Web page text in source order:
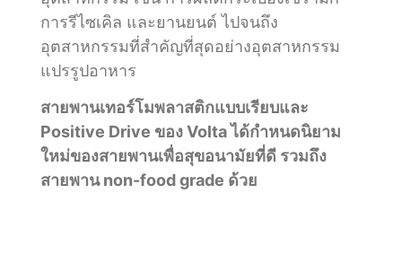
การรีไซเคิล และยานยนต์ ไปจนถึง
อุตสาหกรรมที่สำคัญที่สุดอย่างอุตสาหกรรม
แปรรูปอาหาร
สายพานเทอร์โมพลาสติกแบบเรียบและ
Positive Drive ของ Volta ได้กำหนดนิยาม
ใหม่ของสายพานเพื่อสุขอนามัยที่ดี รวมถึง
สายพาน non-food grade ด้วย